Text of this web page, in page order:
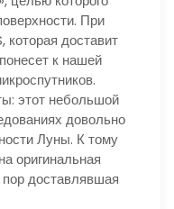
При
которая доставит
к нашей
этот небольшой
довольно
Луны. К тому
оригинальная
доставлявшая